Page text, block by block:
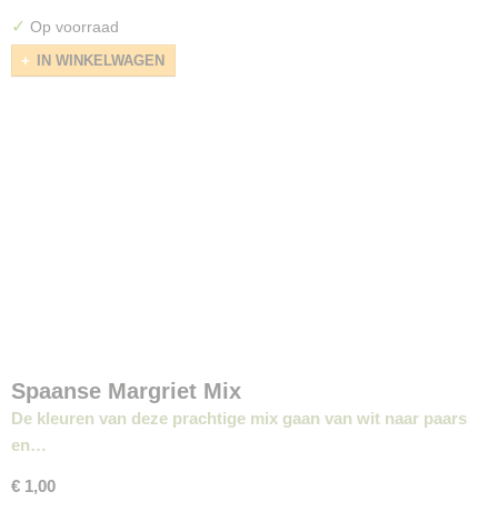
✓ Op voorraad
IN WINKELWAGEN
Spaanse Margriet Mix
De kleuren van deze prachtige mix gaan van wit naar paars
en…
€ 1,00